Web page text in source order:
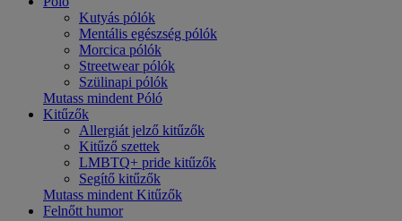
Kutyás pólók
Mentális egészség pólók
Morcica pólók
Streetwear pólók
Szülinapi pólók
Mutass mindent Póló
Kitűzők
Allergiát jelző kitűzők
Kitűző szettek
LMBTQ+ pride kitűzők
Segítő kitűzők
Mutass mindent Kitűzők
Felnőtt humor